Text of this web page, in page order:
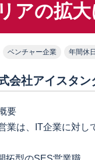
アの拡
ベンチャー企業 年間休
会社アイスタン
要
業は、IT企業に対し